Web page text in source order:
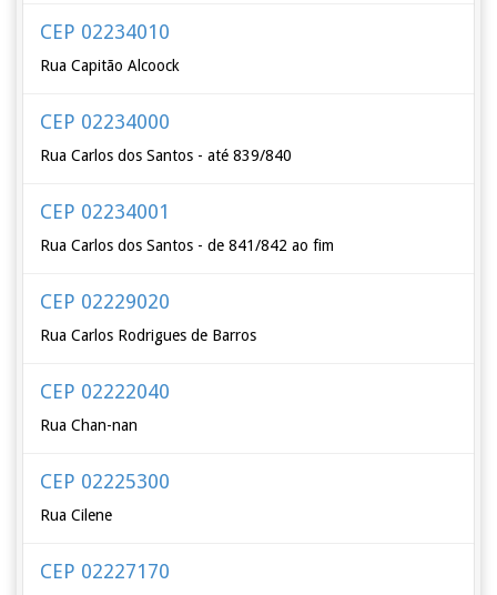
CEP 02234010
Rua Capitão Alcoock
CEP 02234000
Rua Carlos dos Santos - até 839/840
CEP 02234001
Rua Carlos dos Santos - de 841/842 ao fim
CEP 02229020
Rua Carlos Rodrigues de Barros
CEP 02222040
Rua Chan-nan
CEP 02225300
Rua Cilene
CEP 02227170